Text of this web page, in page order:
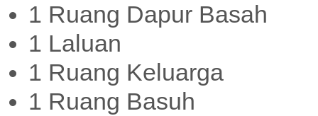
1 Ruang Dapur Basah
1 Laluan
1 Ruang Keluarga
1 Ruang Basuh